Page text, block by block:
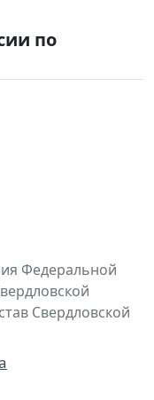
по
Федеральной
Свердловской